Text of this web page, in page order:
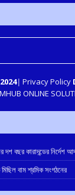
2024| Privacy Policy
ONLINE
বছর কারাদন্ডের নির্দেশ
বাম শ্রমিক সংগঠনের